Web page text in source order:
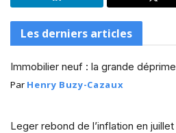
Les derniers articles
Immobilier neuf : la grande déprime
Par Henry Buzy-Cazaux
Leger rebond de l’inflation en juillet